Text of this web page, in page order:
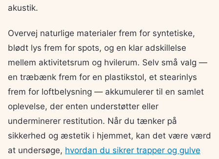
akustik.
Overvej naturlige materialer frem for syntetiske,
blødt lys frem for spots, og en klar adskillelse
mellem aktivitetsrum og hvilerum. Selv små valg —
en træbænk frem for en plastikstol, et stearinlys
frem for loftbelysning — akkumulerer til en samlet
oplevelse, der enten understøtter eller
underminerer restitution. Når du tænker på
sikkerhed og æstetik i hjemmet, kan det være værd
at undersøge, hvordan du sikrer trapper og gulve